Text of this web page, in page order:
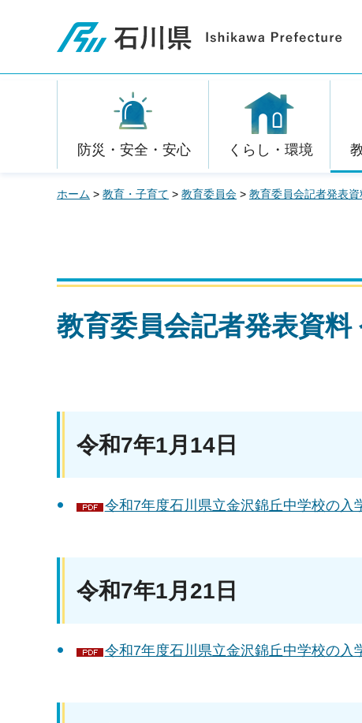
石川県
防災・安全・安心 くらし・環境
ホーム > 教育・子育て > 教育委員会 > 教育委員会記者発表資
教育委員会記者発表資料
令和7年1月14日
令和7年度石川県立金沢錦丘中学校の入
令和7年1月21日
令和7年度石川県立金沢錦丘中学校の入